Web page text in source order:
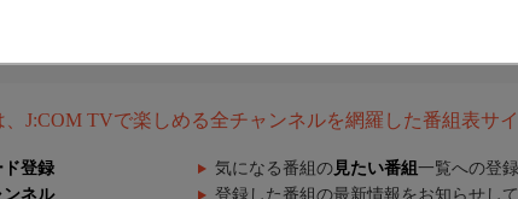
J:COM TVで楽しめる全チャンネルを網羅した番組表サイ
ド登録 気になる番組の 見たい番組 一覧への登録
ンネル 登録した番組の最新情報をお知らせし